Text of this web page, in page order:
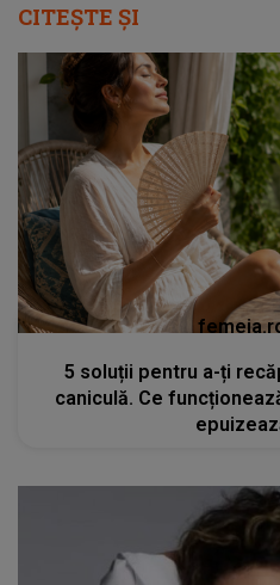
CITEȘTE ȘI
5 soluții pentru a-ți
caniculă. Ce